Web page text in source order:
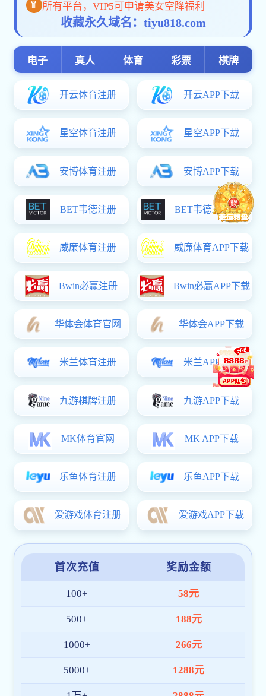
活动依托一
考、地方专项招
自身条件规避
测、申论学习方
咨询现场氛
题逐一细致解答
性指导，厘清了
分类开展备考